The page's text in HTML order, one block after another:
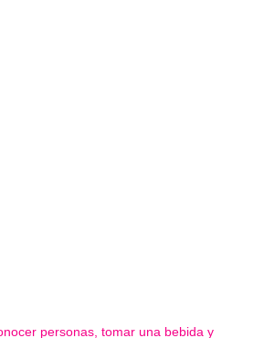
personas, tomar una bebida y